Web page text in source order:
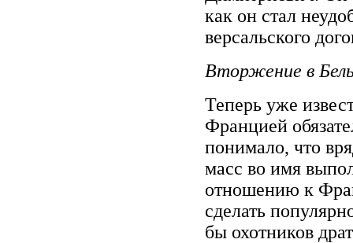
как он стал
версальского
Вторжение в
Теперь уже
Францией
понимало, что
масс во имя
отношению к
сделать
бы охотников